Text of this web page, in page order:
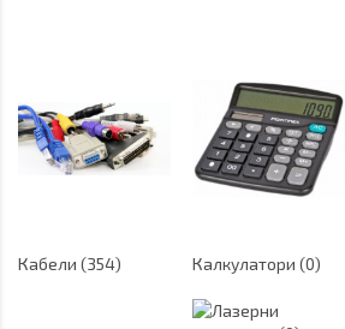
Кабели (354) Калкулатори (0)